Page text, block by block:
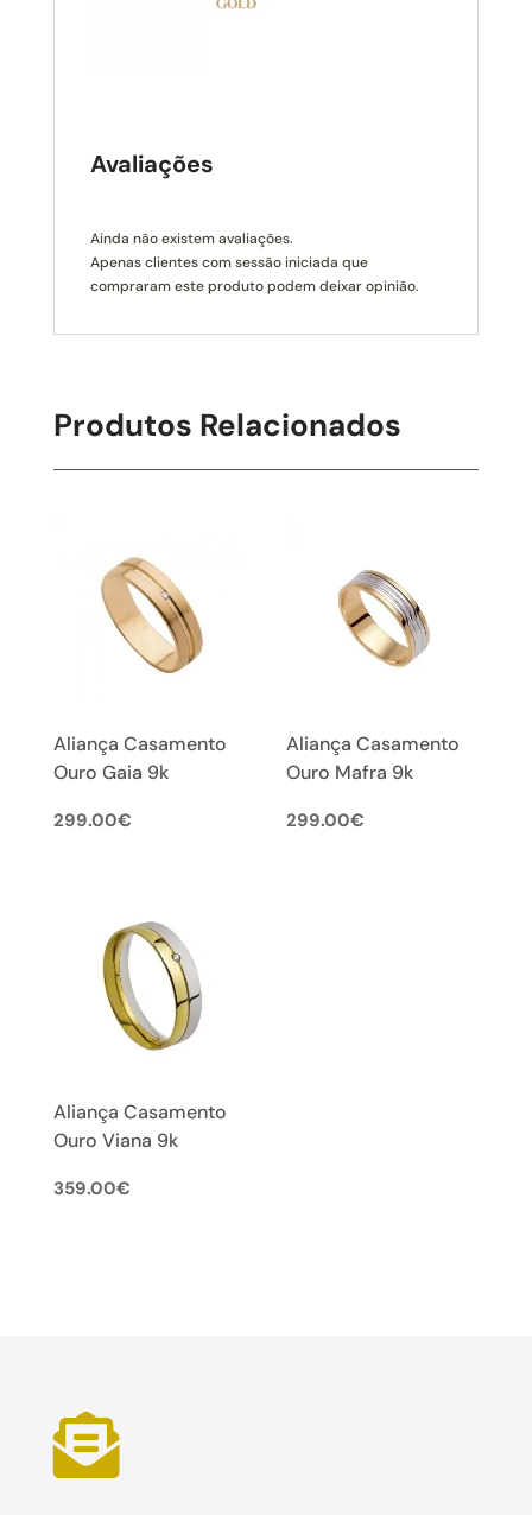
Avaliações
Ainda não existem avaliações.
Apenas clientes com sessão iniciada que
compraram este produto podem deixar opinião.
Produtos Relacionados
Aliança Casamento
Ouro Gaia 9k
299.00€
Aliança Casamento
Ouro Mafra 9k
299.00€
Aliança Casamento
Ouro Viana 9k
359.00€
